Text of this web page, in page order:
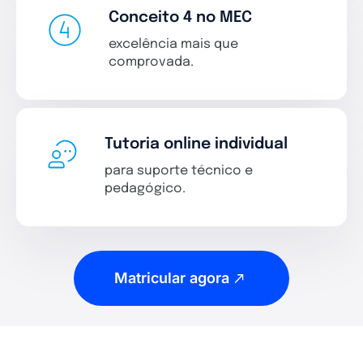
Conceito 4 no MEC
excelência mais que
comprovada.
Tutoria online individual
para suporte técnico e
pedagógico.
Matricular agora